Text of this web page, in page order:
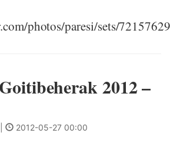
photos/paresi/sets/
2012 –
2012-05-27 00:00